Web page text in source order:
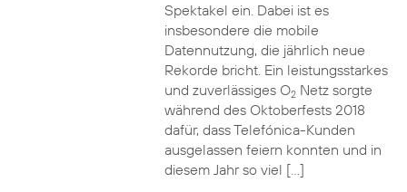
Spektakel ein. Dabei ist es
insbesondere die mobile
Datennutzung, die jährlich neue
Rekorde bricht. Ein leistungsstarkes
und zuverlässiges O2Netz sorgte
während des Oktoberfests 2018
dafür, dass Telefónica-Kunden
ausgelassen feiern konnten und in
diesem Jahr so viel […]